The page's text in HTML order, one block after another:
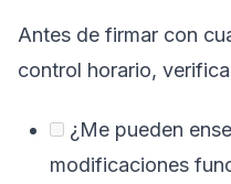
Antes de firmar con
control horario,
¿Me pueden
modificaciones